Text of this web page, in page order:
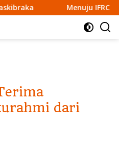
Menuju IFRC 2026, ERT
dari